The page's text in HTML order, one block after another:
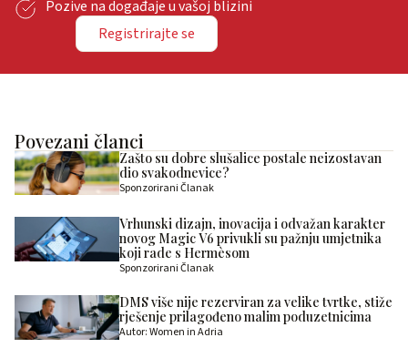
Pozive na događaje u vašoj blizini
Registrirajte se
Povezani članci
Zašto su dobre slušalice postale neizostavan
dio svakodnevice?
Sponzorirani Članak
Vrhunski dizajn, inovacija i odvažan karakter
novog Magic V6 privukli su pažnju umjetnika
koji rade s Hermèsom
Sponzorirani Članak
DMS više nije rezerviran za velike tvrtke, stiže
rješenje prilagođeno malim poduzetnicima
Autor: Women in Adria